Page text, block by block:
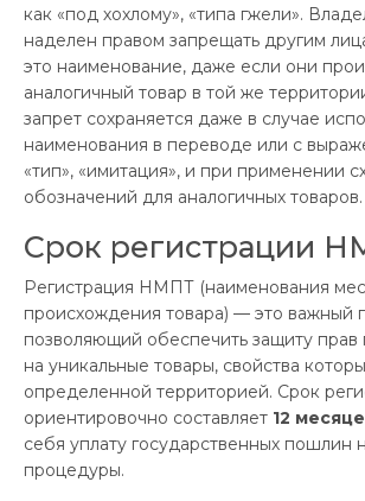
как «под хохлому», «типа гжели».
наделен правом запрещать другим
это наименование, даже если они
аналогичный товар в той же
запрет сохраняется даже в случае
наименования в переводе или с
«тип», «имитация», и при применении
обозначений для аналогичных товаров.
Срок регистрации
Регистрация НМПТ (наименования
происхождения товара) — это важный
позволяющий обеспечить защиту прав
на уникальные товары, свойства
определенной территорией. Срок
ориентировочно составляет 12
себя уплату государственных пошлин
процедуры.